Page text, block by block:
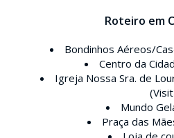
Roteiro em
Bondinhos Aéreos/
Centro da
Igreja Nossa Sra. de
Mundo
Praça das